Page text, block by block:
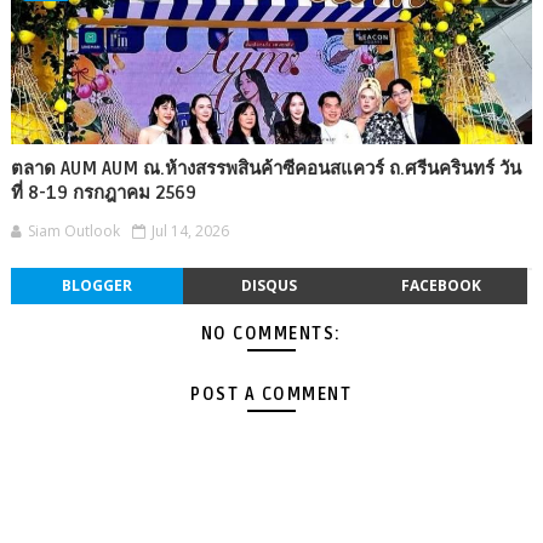
ตลาด AUM AUM ณ.ห้างสรรพสินค้าซีคอนสแควร์ ถ.ศรีนครินทร์ วัน
ที่ 8-19 กรกฎาคม 2569
Siam Outlook Jul 14, 2026
BLOGGER DISQUS FACEBOOK
NO COMMENTS:
POST A COMMENT